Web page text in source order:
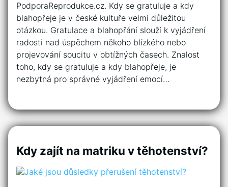
PodporaReprodukce.cz. Kdy se gratuluje a kdy
blahopřeje je v české kultuře velmi důležitou
otázkou. Gratulace a blahopřání slouží k vyjádření
radosti nad úspěchem někoho blízkého nebo
projevování soucitu v obtížných časech. Znalost
toho, kdy se gratuluje a kdy blahopřeje, je
nezbytná pro správné vyjádření emocí…
Kdy zajít na matriku v těhotenství?